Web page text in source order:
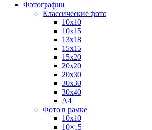
Фотографии
Классические фото
10х10
10х15
13х18
15х15
15х20
20х20
20х30
30х30
30х40
А4
Фото в рамке
10х10
10×15